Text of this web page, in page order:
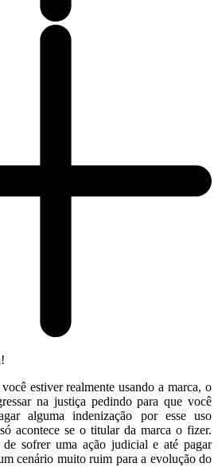
estiver realmente usando a marca, o
na justiça pedindo para que você
alguma indenização por esse uso
acontece se o titular da marca o fizer.
sofrer uma ação judicial e até pagar
cenário muito ruim para a evolução do